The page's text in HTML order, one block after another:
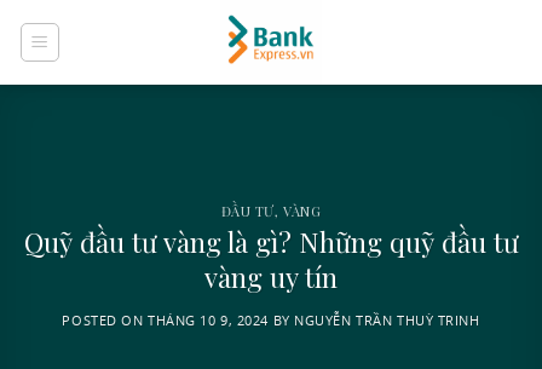
ĐẦU TƯ,VÀNG
Quỹ đầu tư vàng là gì? Những quỹ đầu tư
vàng uy tín
POSTED ONTHÁNG 10 9, 2024 BY NGUYỄN TRẦN THUỲ TRINH